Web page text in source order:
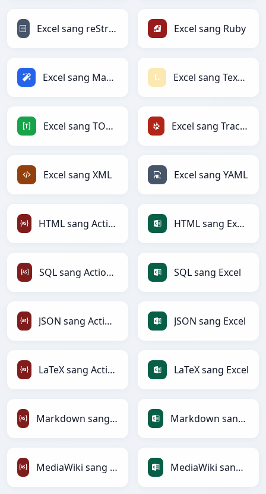
Excel sang reStructuredText Excel sang Ruby
Excel sang Magic Excel sang Textile
Excel sang TOML Excel sang TracWiki
Excel sang XML Excel sang YAML
HTML sang ActionScript HTML sang Excel
SQL sang ActionScript SQL sang Excel
JSON sang ActionScript JSON sang Excel
LaTeX sang ActionScript LaTeX sang Excel
Markdown sang ActionScript Markdown sang Excel
MediaWiki sang ActionScript MediaWiki sang Excel